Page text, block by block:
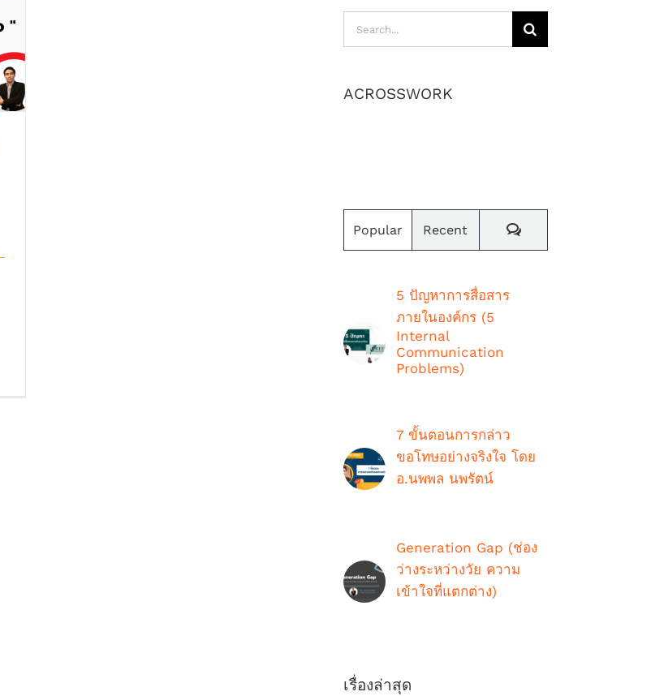
Search
for:
ACROSSWORK
Popular Recent Comments
5 ปัญหาการสื่อสาร
ภายในองค์กร (5
Internal
Communication
Problems)
7 ขั้นตอนการกล่าว
ขอโทษอย่างจริงใจ โดย
อ.นพพล นพรัตน์
Generation Gap (ช่อง
ว่างระหว่างวัย ความ
เข้าใจที่แตกต่าง)
เรื่องล่าสุด